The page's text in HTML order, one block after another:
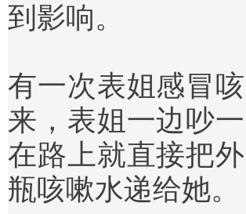
到影响。
有一次表姐感冒
来，表姐一边吵
在路上就直接把
瓶咳嗽水递给她。